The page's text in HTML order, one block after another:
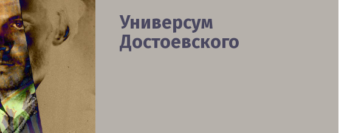
Универсум
Достоевского